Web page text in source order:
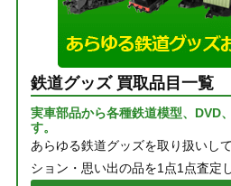
鉄道グッズ 買取品目一覧
実車部品から各種鉄道模型、DVD
す。
あらゆる鉄道グッズを取り扱いし
ション・思い出の品を1点1点査定